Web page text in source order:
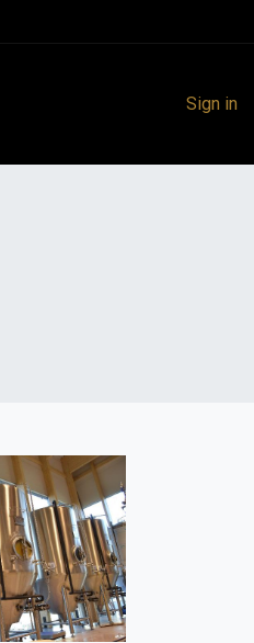
Sign in